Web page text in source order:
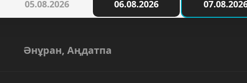
05.08.2026 06.08.2026
Әнұран, Аңдатпа